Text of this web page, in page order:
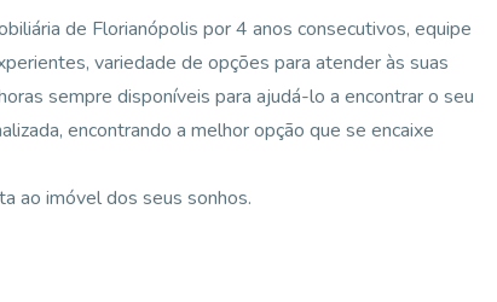
de Florianópolis por 4 anos consecutivos, equipe
variedade de opções para atender às suas
sempre disponíveis para ajudá-lo a encontrar o seu
encontrando a melhor opção que se encaixe
ao imóvel dos seus sonhos.